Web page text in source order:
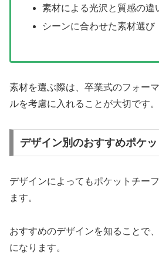
素材による光沢と質感の違
シーンに合わせた素材選び
素材を選ぶ際は、卒業式のフォー
ルを考慮に入れることが大切です。
デザイン別のおすすめポケ
デザインによってもポケットチー
ます。
おすすめのデザインを知ることで
になります。